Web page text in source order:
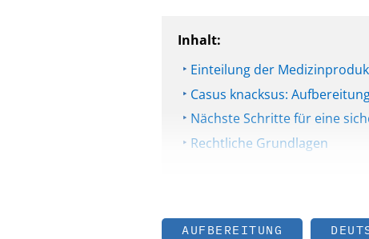
Inhalt:
Einteilung der
Casus knacksus:
Nächste Schritte für eine
Rechtliche Grundlagen
AUFBEREITUNG